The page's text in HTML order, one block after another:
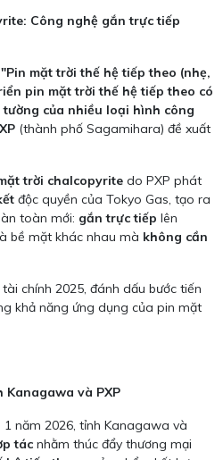
Công nghệ gắn trực tiếp
"Pin mặt trời thế hệ tiếp theo (nhẹ,
pin mặt trời thế hệ tiếp theo có
của nhiều loại hình công
(thành phố Sagamihara) đề xuất
trời chalcopyrite do PXP phát
độc quyền của Tokyo Gas, tạo ra
toàn mới: gắn trực tiếp lên
bề mặt khác nhau mà không cần
chính 2025, đánh dấu bước tiến
khả năng ứng dụng của pin mặt
Kanagawa và PXP
năm 2026, tỉnh Kanagawa và
tác nhằm thúc đẩy thương mại